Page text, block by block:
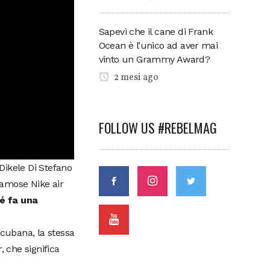
Di Stefano
Nike air
fa una
la stessa
che significa
Sapevi che il cane di Frank
Ocean è l’unico ad aver mai
vinto un Grammy Award?
2 mesi ago
FOLLOW US #REBELMAG